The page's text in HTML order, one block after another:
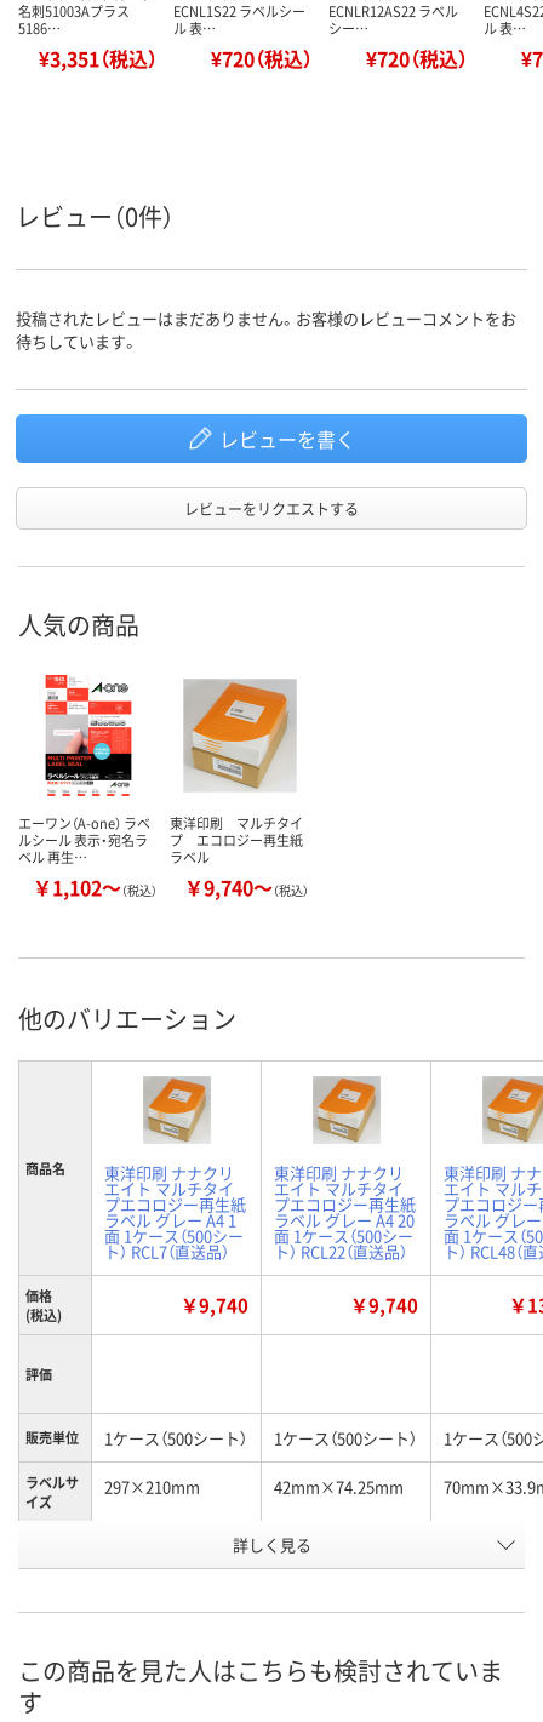
名刺51003Aプラス
5186…
¥3,351（税込）
ECNL1S22 ラベルシー
ル 表…
¥720（税込）
ECNLR12AS22 ラベル
シー…
¥720（税込）
ル 表…
レビュー（0件）
投稿されたレビューはまだありません。お客様のレビューコメントをお
待ちしています。
レビューを書く
レビューをリクエストする
人気の商品
エーワン（A-one） ラベ
ルシール 表示・宛名ラ
ベル 再生…
￥1,102～（税込）
東洋印刷 マルチタイ
プ エコロジー再生紙
ラベル
￥9,740～（税込）
他のバリエーション
商品名 東洋印刷 ナナクリ
エイト マルチタイ
プエコロジー再生紙
ラベル グレー A4 1
面 1ケース（500シー
ト） RCL7（直送品）
東洋印刷 ナナクリ
エイト マルチタイ
プエコロジー再生紙
ラベル グレー A4 20
面 1ケース（500シー
ト） RCL22（直送品）
東洋印刷 ナ
エイト マル
プエコロジ
ラベル グレ
面 1ケース（
ト） RCL48（
価格
(税込)
￥9,740 ￥9,740 ￥
評価
販売単位 1ケース（500シート） 1ケース（500シート） 1ケース（500
ラベルサ
イズ
297×210mm 42mm×74.25mm
3592498 3592513
8月20日（木）まで
詳しく見る
この商品を見た人はこちらも検討されていま
す